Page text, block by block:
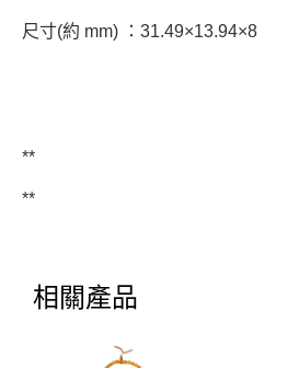
尺寸(約 mm) ：31.49×13.94×8
**
**
相關產品